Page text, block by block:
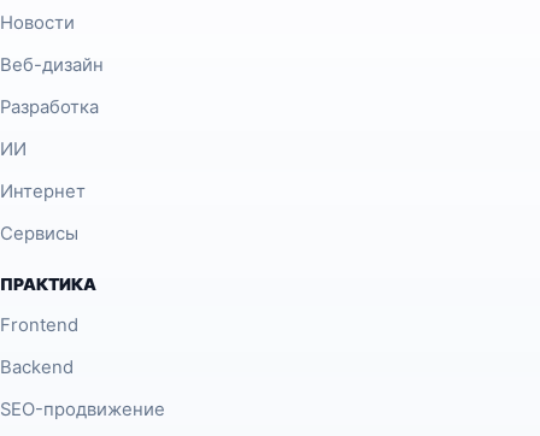
Новости
Веб-дизайн
Разработка
ИИ
Интернет
Сервисы
ПРАКТИКА
Frontend
Backend
SEO-продвижение